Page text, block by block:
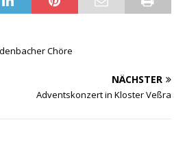
Chöre
NÄCHSTER
Adventskonzert in Kloster Veßra